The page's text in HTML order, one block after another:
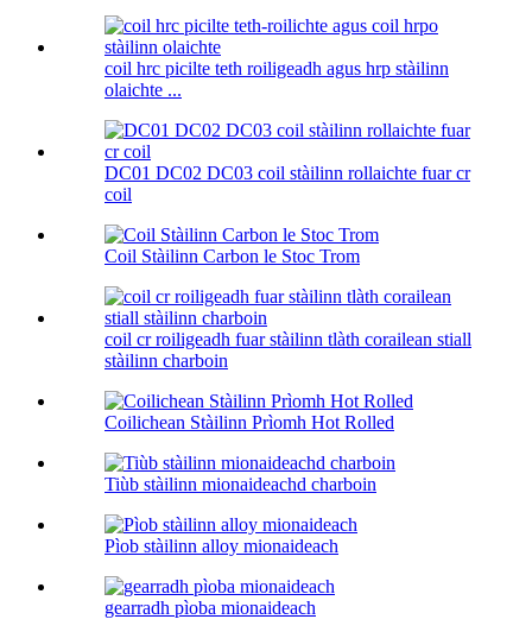
coil hrc picilte teth roiligeadh agus hrp stàilinn
olaichte ...
DC01 DC02 DC03 coil stàilinn rollaichte fuar cr
coil
Coil Stàilinn Carbon le Stoc Trom
coil cr roiligeadh fuar stàilinn tlàth corailean stiall
stàilinn charboin
Coilichean Stàilinn Prìomh Hot Rolled
Tiùb stàilinn mionaideachd charboin
Pìob stàilinn alloy mionaideach
gearradh pìoba mionaideach